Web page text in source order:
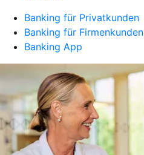
Banking für Privatkunden
Banking für Firmenkunden
Banking App